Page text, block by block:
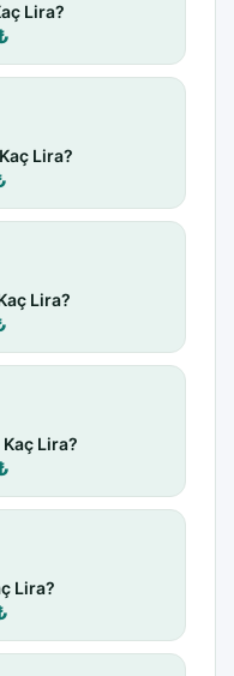
Lira?
Lira?
Lira?
Lira?
Lira?